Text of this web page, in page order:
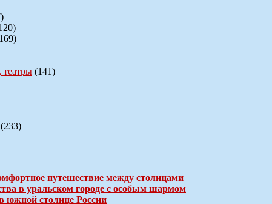
театры (141)
(233)
путешествие между столицами
в уральском городе с особым шармом
южной столице России